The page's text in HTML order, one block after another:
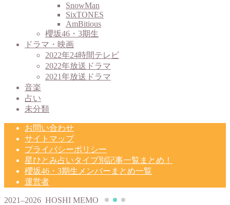
SnowMan
SixTONES
AmBitious
櫻坂46・3期生
ドラマ・映画
2022年24時間テレビ
2022年放送ドラマ
2021年放送ドラマ
音楽
占い
未分類
お問い合わせ
サイトマップ
プライバシーポリシー
星ひとみ占いタイプ別記事一覧まとめ！
櫻坂46・3期生メンバーまとめ一覧
運営者
2021–2026 HOSHI MEMO